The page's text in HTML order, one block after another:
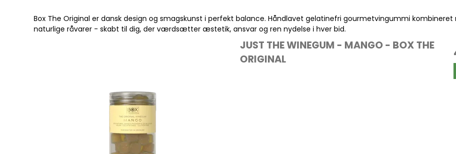
Box The Original er dansk design og smagskunst i perfekt balance. Håndlavet gelatinefri gourmetvingummi
naturlige råvarer - skabt til dig, der værdsætter æstetik, ansvar og ren nydelse i hver bid.
JUST THE WINEGUM - MANGO - BOX THE
ORIGINAL